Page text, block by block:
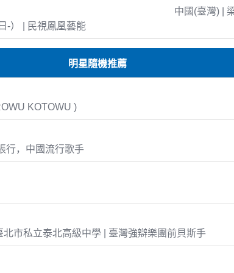
中國(臺灣) |
-） | 民視鳳凰藝能
明星隨機推薦
KOTOWU )
行，中國流行歌手
市私立泰北高級中學 | 臺灣強辯樂團前貝斯手